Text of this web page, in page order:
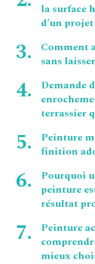
la surface
d’un
Comment
sans
Demande
terrassier
Peinture
finition
Pourquoi
peinture
résultat
Peinture
mieux